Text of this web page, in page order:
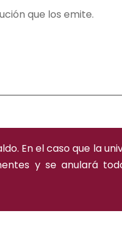
que los emite.
En el caso que la
y se anulará